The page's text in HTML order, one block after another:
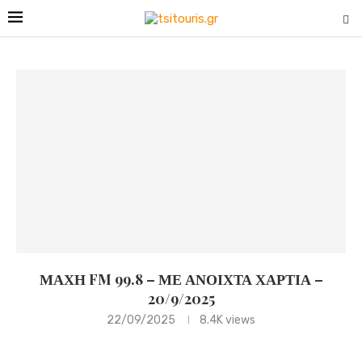
ΜΑΧΗ FM 99.8 – ΜΕ ΑΝΟΙΧΤΑ ΧΑΡΤΙΑ –
20/9/2025
22/09/2025 8.4Kviews